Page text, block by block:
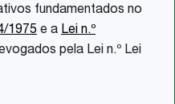
fundamentados no
1975 e a Lei n.º
pela Lei n.º Lei